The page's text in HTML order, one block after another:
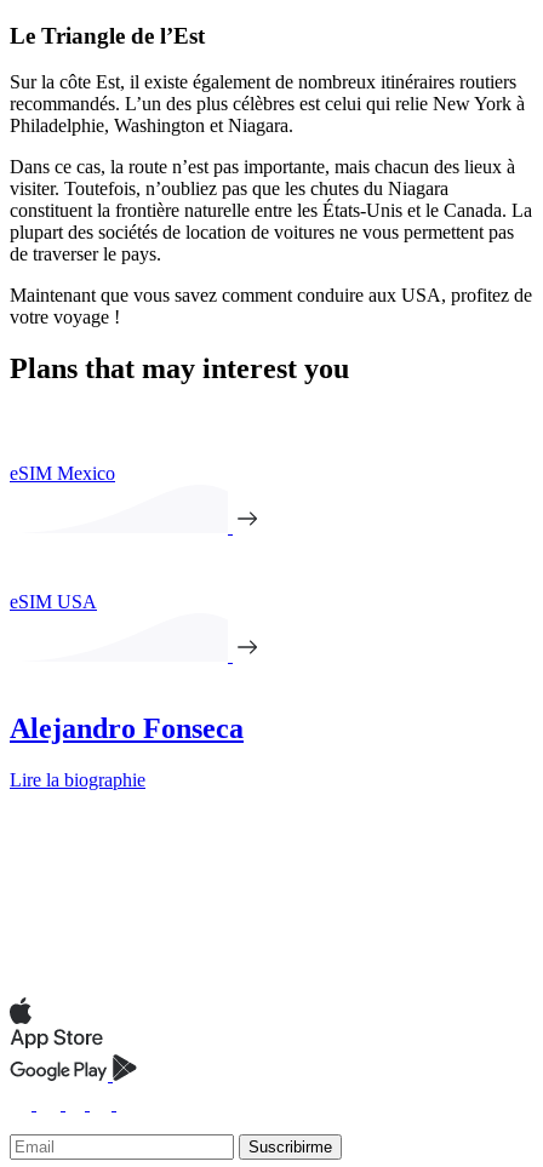
Le Triangle de l’Est
Sur la côte Est, il existe également de nombreux itinéraires routiers
recommandés. L’un des plus célèbres est celui qui relie New York à
Philadelphie, Washington et Niagara.
Dans ce cas, la route n’est pas importante, mais chacun des lieux à
visiter. Toutefois, n’oubliez pas que les chutes du Niagara
constituent la frontière naturelle entre les États-Unis et le Canada. La
plupart des sociétés de location de voitures ne vous permettent pas
de traverser le pays.
Maintenant que vous savez comment conduire aux USA, profitez de
votre voyage !
Plans that may interest you
eSIM Mexico
eSIM USA
Alejandro Fonseca
Lire la biographie
Suscribirme